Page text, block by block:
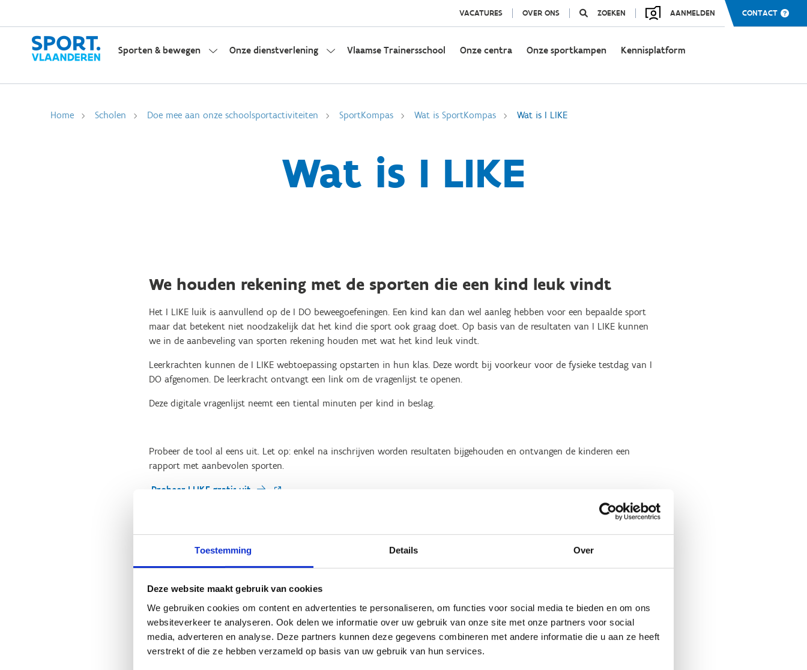
Toestemming Details Over
Deze website maakt gebruik van cookies
We gebruiken cookies om content en advertenties te personaliseren, om functies voor social media te bieden en om ons
websiteverkeer te analyseren. Ook delen we informatie over uw gebruik van onze site met onze partners voor social
media, adverteren en analyse. Deze partners kunnen deze gegevens combineren met andere informatie die u aan ze heeft
verstrekt of die ze hebben verzameld op basis van uw gebruik van hun services.
VACATURES OVER ONS ZOEKEN AANMELDEN CONTACT
Sporten & bewegen Onze dienstverlening Vlaamse Trainersschool Onze centra Onze sportkampen Kennisplatform
Home Scholen Doe mee aan onze schoolsportactiviteiten SportKompas Wat is SportKompas Wat is I LIKE
Wat is I LIKE
We houden rekening met de sporten die een kind leuk vindt
Het I LIKE luik is aanvullend op de I DO beweegoefeningen. Een kind kan dan wel aanleg hebben voor een bepaalde sport
maar dat betekent niet noodzakelijk dat het kind die sport ook graag doet. Op basis van de resultaten van I LIKE kunnen
we in de aanbeveling van sporten rekening houden met wat het kind leuk vindt.
Leerkrachten kunnen de I LIKE webtoepassing opstarten in hun klas. Deze wordt bij voorkeur voor de fysieke testdag van I
DO afgenomen. De leerkracht ontvangt een link om de vragenlijst te openen.
Deze digitale vragenlijst neemt een tiental minuten per kind in beslag.
Probeer de tool al eens uit. Let op: enkel na inschrijven worden resultaten bijgehouden en ontvangen de kinderen een
rapport met aanbevolen sporten.
Probeer I LIKE gratis uit